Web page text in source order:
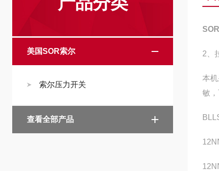
美国SOR索尔
索尔压力开关
查看全部产品
2、
本
敏